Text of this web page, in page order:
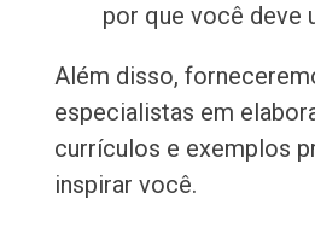
por que você deve
Além disso,
especialistas em
currículos e exemplos
inspirar você.